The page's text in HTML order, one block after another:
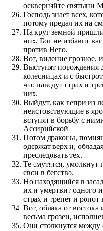
оскверняйте святыни
Господь знает всех,
потому предал их на
На круг земной
них. Бог не избавит
против Него.
Вот, видение грозное,
Выступят порождения
колесницах и с
что наведут страх и
них.
Выйдут, как вепри из
неистовствующие в
вступят в борьбу с
Ассирийской.
Потом драконы,
одержат верх и,
преследовать тех.
Те смутятся, умолкнут
свои в бегство.
Но находящийся в
их и умертвит одного
страх и трепет и ропот
Вот, облака от
весьма грозен,
Они столкнутся между